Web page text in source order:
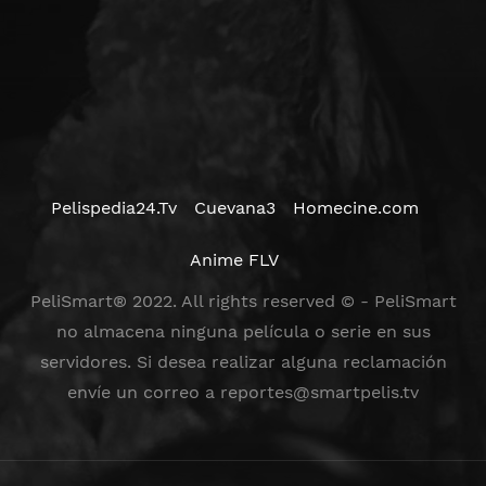
Pelispedia24.Tv Cuevana3 Homecine.com
Anime FLV
PeliSmart® 2022. All rights reserved © - PeliSmart
no almacena ninguna película o serie en sus
servidores. Si desea realizar alguna reclamación
envíe un correo a reportes@smartpelis.tv